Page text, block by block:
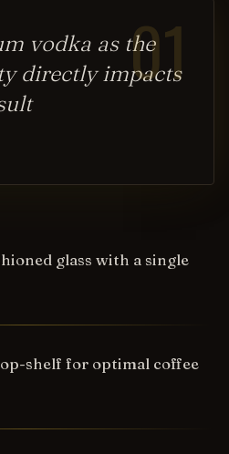
01
vodka as the
directly impacts
glass with a single
shelf for optimal coffee